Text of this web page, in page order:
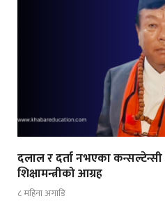
दलाल र दर्ता नभएका
शिक्षामन्त्रीको आग्रह
८ महिना अगाडि